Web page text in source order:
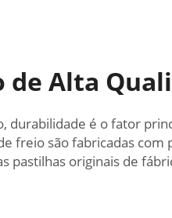
de Alta
durabilidade é o fator
freio são fabricadas
pastilhas originais de